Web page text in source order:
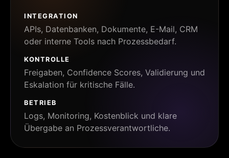
INTEGRATION
APIs, Datenbanken, Dokumente, E-Mail, CRM
oder interne Tools nach Prozessbedarf.
KONTROLLE
Freigaben, Confidence Scores, Validierung und
Eskalation für kritische Fälle.
BETRIEB
Logs, Monitoring, Kostenblick und klare
Übergabe an Prozessverantwortliche.